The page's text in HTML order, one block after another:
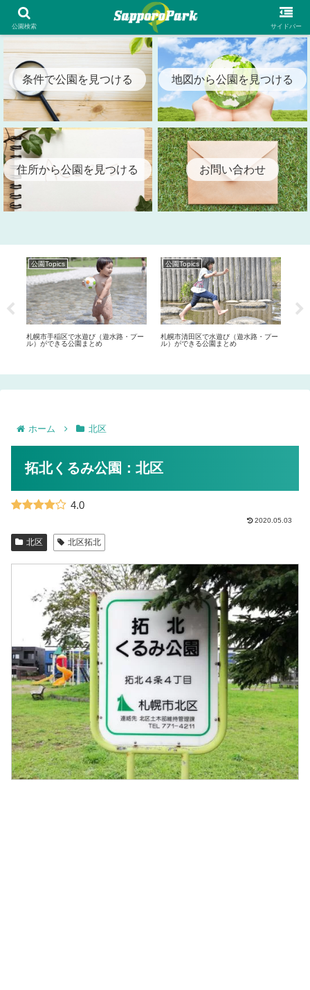
札幌市内の全公園情報を検索出来る札幌パーク（SapporoPark）
条件で公園を見つける 地図から公園を見つける
住所から公園を見つける お問い合わせ
公園Topics
札幌市手稲区で水遊び（遊水路・プー
ル）ができる公園まとめ
公園Topics
札幌市清田区で水遊び（遊水路・プー
ル）ができる公園まとめ
ホーム 北区
拓北くるみ公園：北区
4.0
2020.05.03
北区 北区拓北
公園検索 サイドバー